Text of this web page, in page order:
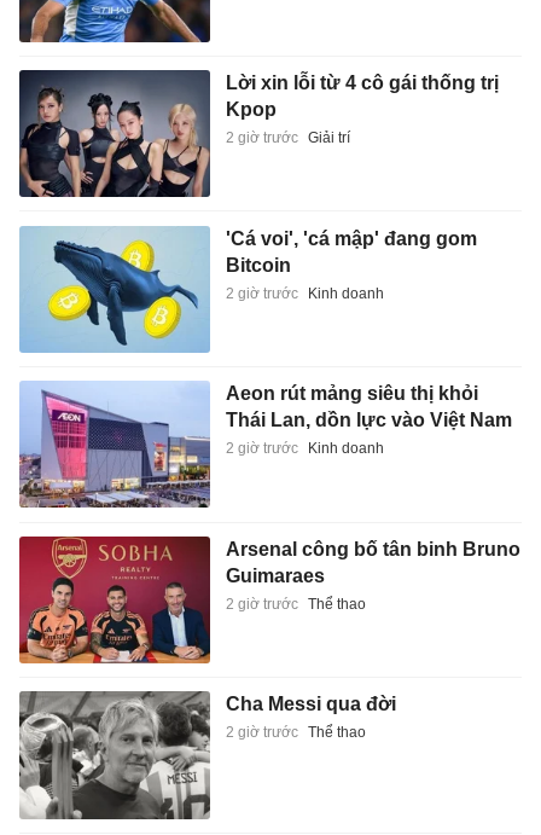
Lời xin lỗi từ 4 cô gái thống trị
Kpop
2 giờ trước Giải trí
'Cá voi', 'cá mập' đang gom
Bitcoin
2 giờ trước Kinh doanh
Aeon rút mảng siêu thị khỏi
Thái Lan, dồn lực vào Việt Nam
2 giờ trước Kinh doanh
Arsenal công bố tân binh Bruno
Guimaraes
2 giờ trước Thể thao
Cha Messi qua đời
2 giờ trước Thể thao